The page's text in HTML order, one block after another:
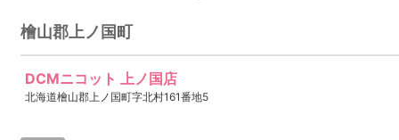
檜山郡上ノ国町
DCMニコット 上ノ国店
北海道檜山郡上ノ国町字北村161番地5